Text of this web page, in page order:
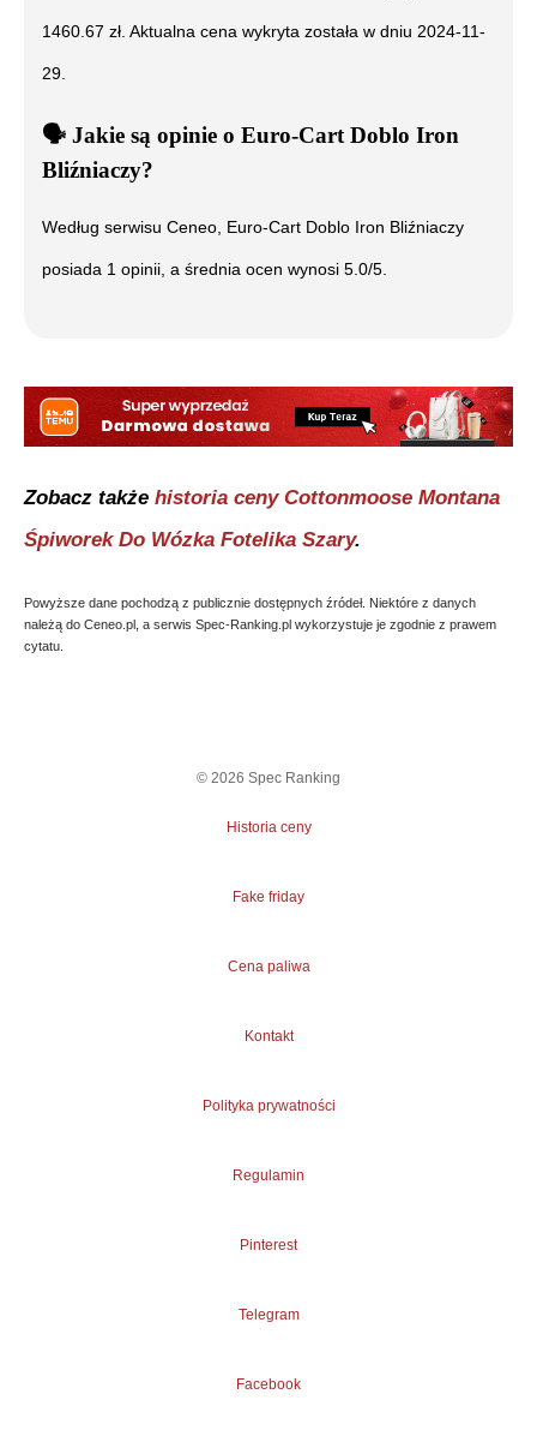
1460.67 zł. Aktualna cena wykryta została w dniu 2024-11-
29
🗣️ ️ Jakie są opinie o Euro-Cart Doblo Iron
Bliźniaczy?
Według serwisu Ceneo, Euro-Cart Doblo Iron Bliźniaczy
posiada 1 opinii, a średnia ocen wynosi 5.0/5.
Zobacz także historia ceny Cottonmoose Montana
Śpiworek Do Wózka Fotelika Szary.
Powyższe dane pochodzą z publicznie dostępnych źródeł. Niektóre z danych
należą do Ceneo.pl, a serwis Spec-Ranking.pl wykorzystuje je zgodnie z prawem
cytatu.
© 2026 Spec Ranking
Historia ceny
Fake friday
Cena paliwa
Kontakt
Polityka prywatności
Regulamin
Pinterest
Telegram
Facebook